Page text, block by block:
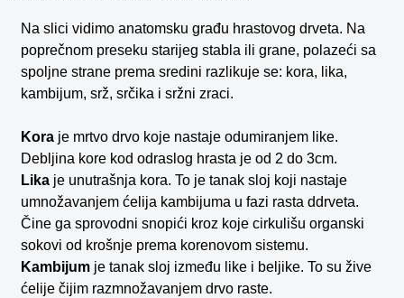
Na slici vidimo anatomsku građu hrastovog drveta. Na
poprečnom preseku starijeg stabla ili grane, polazeći sa
spoljne strane prema sredini razlikuje se: kora, lika,
kambijum, srž, srčika i sržni zraci.
Kora je mrtvo drvo koje nastaje odumiranjem like.
Debljina kore kod odraslog hrasta je od 2 do 3cm.
Lika je unutrašnja kora. To je tanak sloj koji nastaje
umnožavanjem ćelija kambijuma u fazi rasta ddrveta.
Čine ga sprovodni snopići kroz koje cirkulišu organski
sokovi od krošnje prema korenovom sistemu.
Kambijum je tanak sloj između like i beljike. To su žive
ćelije čijim razmnožavanjem drvo raste.